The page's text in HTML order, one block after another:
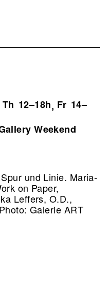
Th 12–18h, Fr 14–
Weekend
und Linie. Maria-
on Paper,
Leffers, O.D.,
Galerie ART